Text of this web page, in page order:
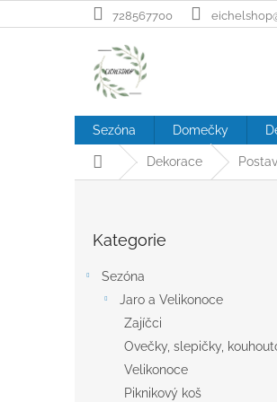
na
728567700
Sezóna Domečky
Domů Dekorace
kategorie
Kategorie
Sezóna
Jaro a Velikonoce
Zajíčci
Ovečky, slepičky,
Velikonoce
Piknikový koš